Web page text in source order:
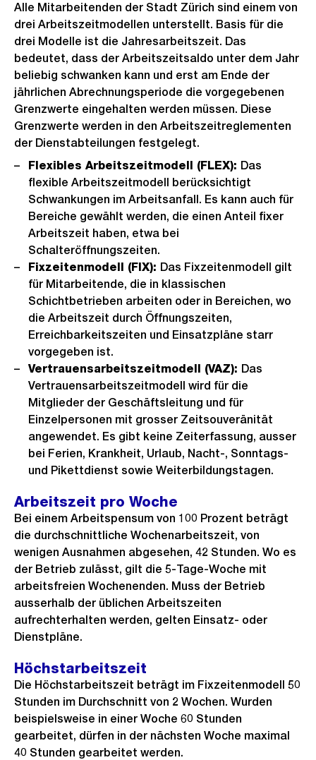
Alle Mitarbeitenden der Stadt Zürich sind einem von
drei Arbeitszeitmodellen unterstellt. Basis für die
drei Modelle ist die Jahresarbeitszeit. Das
bedeutet, dass der Arbeitszeitsaldo unter dem Jahr
beliebig schwanken kann und erst am Ende der
jährlichen Abrechnungsperiode die vorgegebenen
Grenzwerte eingehalten werden müssen. Diese
Grenzwerte werden in den Arbeitszeitreglementen
der Dienstabteilungen festgelegt.
Flexibles Arbeitszeitmodell (FLEX): Das
flexible Arbeitszeitmodell berücksichtigt
Schwankungen im Arbeitsanfall. Es kann auch für
Bereiche gewählt werden, die einen Anteil fixer
Arbeitszeit haben, etwa bei
Schalteröffnungszeiten.
Fixzeitenmodell (FIX): Das Fixzeitenmodell gilt
für Mitarbeitende, die in klassischen
Schichtbetrieben arbeiten oder in Bereichen, wo
die Arbeitszeit durch Öffnungszeiten,
Erreichbarkeitszeiten und Einsatzpläne starr
vorgegeben ist.
Vertrauensarbeitszeitmodell (VAZ): Das
Vertrauensarbeitszeitmodell wird für die
Mitglieder der Geschäftsleitung und für
Einzelpersonen mit grosser Zeitsouveränität
angewendet. Es gibt keine Zeiterfassung, ausser
bei Ferien, Krankheit, Urlaub, Nacht-, Sonntags-
und Pikettdienst sowie Weiterbildungstagen.
Arbeitszeit pro Woche
Bei einem Arbeitspensum von 100 Prozent beträgt
die durchschnittliche Wochenarbeitszeit, von
wenigen Ausnahmen abgesehen, 42 Stunden. Wo es
der Betrieb zulässt, gilt die 5-Tage-Woche mit
arbeitsfreien Wochenenden. Muss der Betrieb
ausserhalb der üblichen Arbeitszeiten
aufrechterhalten werden, gelten Einsatz- oder
Dienstpläne.
Höchstarbeitszeit
Die Höchstarbeitszeit beträgt im Fixzeitenmodell 50
Stunden im Durchschnitt von 2 Wochen. Wurden
beispielsweise in einer Woche 60 Stunden
gearbeitet, dürfen in der nächsten Woche maximal
40 Stunden gearbeitet werden.